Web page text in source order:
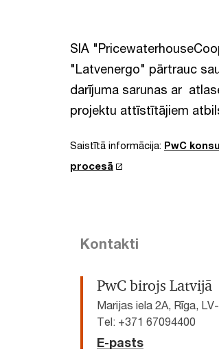
SIA
"Latvenergo" pārtrauc
darījuma sarunas ar
projektu attīstītājiem
Saistītā informācija: PwC
procesā
Kontakti
PwC birojs Latvijā
Marijas iela 2A, Rīga,
Tel: +371 67094400
E-pasts